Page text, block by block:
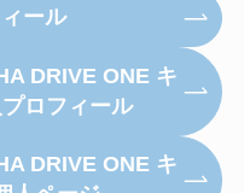
ール
DRIVE ONE キ
ロフィール
DRIVE ONE キ